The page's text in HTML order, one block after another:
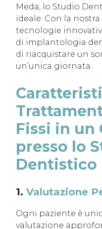
Meda, lo Studio
ideale. Con la
tecnologie
di implantologia
di riacquistare un
un’unica giornata.
Fissi in un
presso lo
Dentistico
1. Valutazione
Ogni paziente è
valutazione